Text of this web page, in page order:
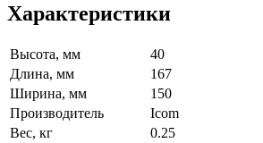
Характеристики
Высота, мм
40
Длина, мм
167
Ширина, мм
150
Производитель
Icom
Вес, кг
0.25